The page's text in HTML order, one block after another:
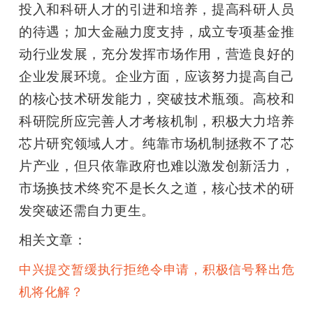
投入和科研人才的引进和培养，提高科研人员
的待遇；加大金融力度支持，成立专项基金推
动行业发展，充分发挥市场作用，营造良好的
企业发展环境。企业方面，应该努力提高自己
的核心技术研发能力，突破技术瓶颈。高校和
科研院所应完善人才考核机制，积极大力培养
芯片研究领域人才。纯靠市场机制拯救不了芯
片产业，但只依靠政府也难以激发创新活力，
市场换技术终究不是长久之道，核心技术的研
发突破还需自力更生。
相关文章：
中兴提交暂缓执行拒绝令申请，积极信号释出危
机将化解？